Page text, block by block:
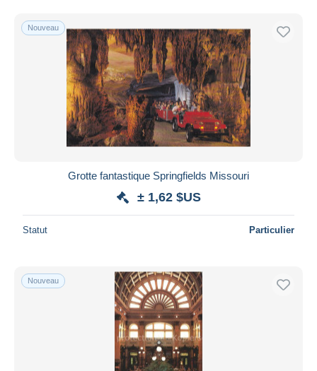
Nouveau
Grotte fantastique Springfields Missouri
± 1,62 $US
Statut Particulier
Nouveau